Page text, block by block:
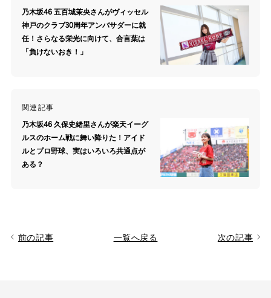
インタビュー
イベント
乃木坂46 五百城茉央さんがヴィッセル
神戸のクラブ30周年アンバサダーに就
任！さらなる栄光に向けて、合言葉は
「負けないおき！」
関連記事
乃木坂46 久保史緒里さんが楽天イーグ
ルスのホーム戦に舞い降りた！アイド
ルとプロ野球、実はいろいろ共通点が
ある？
前の記事 一覧へ戻る 次の記事